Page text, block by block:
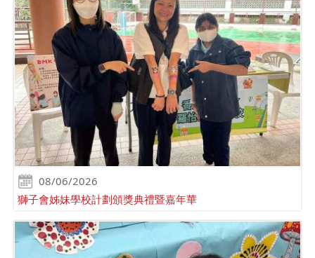
08/06/2026
獅子會姊妹學校計劃頒獎典禮暨嘉年華